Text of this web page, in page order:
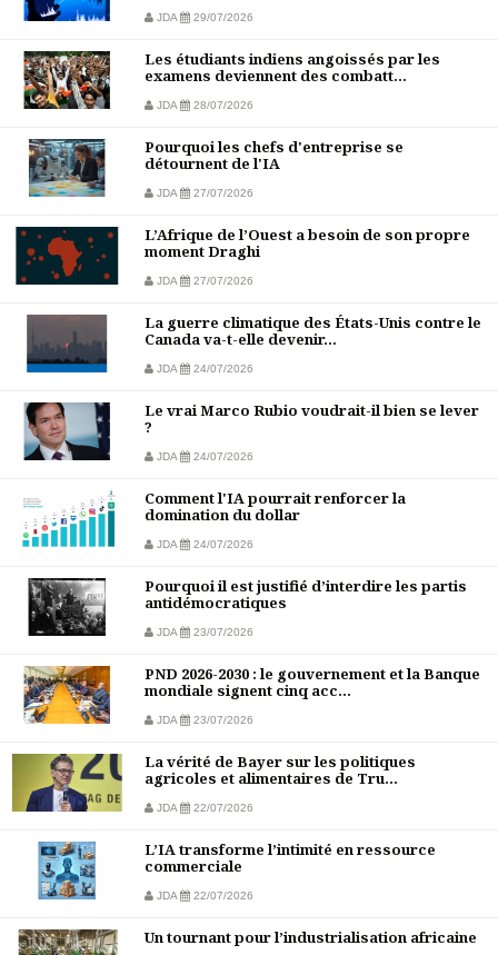
JDA 29/07/2026
Les étudiants indiens angoissés par les
examens deviennent des combatt...
JDA 28/07/2026
Pourquoi les chefs d'entreprise se
détournent de l'IA
JDA 27/07/2026
L’Afrique de l’Ouest a besoin de son propre
moment Draghi
JDA 27/07/2026
La guerre climatique des États-Unis contre le
Canada va-t-elle devenir...
JDA 24/07/2026
Le vrai Marco Rubio voudrait-il bien se lever
?
JDA 24/07/2026
Comment l'IA pourrait renforcer la
domination du dollar
JDA 24/07/2026
Pourquoi il est justifié d’interdire les partis
antidémocratiques
JDA 23/07/2026
PND 2026-2030 : le gouvernement et la Banque
mondiale signent cinq acc...
JDA 23/07/2026
La vérité de Bayer sur les politiques
agricoles et alimentaires de Tru...
JDA 22/07/2026
L’IA transforme l’intimité en ressource
commerciale
JDA 22/07/2026
Un tournant pour l’industrialisation africaine